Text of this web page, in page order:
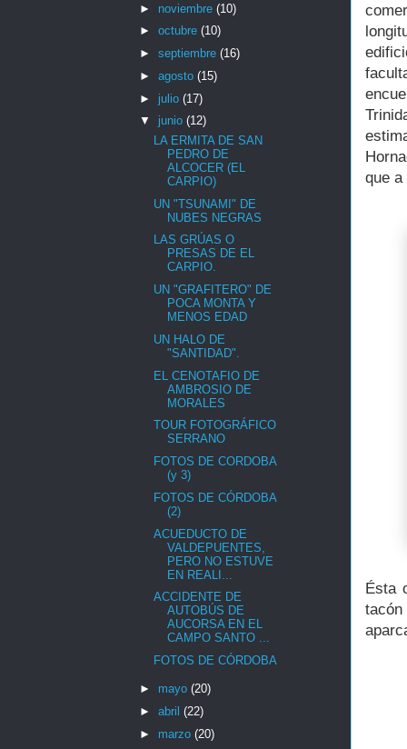
que
Ésta
► noviembre (10)
► octubre (10)
► septiembre (16)
► agosto (15)
► julio (17)
▼ junio (12)
LA ERMITA DE SAN
PEDRO DE
ALCOCER (EL
CARPIO)
UN "TSUNAMI" DE
NUBES NEGRAS
LAS GRÚAS O
PRESAS DE EL
CARPIO.
UN "GRAFITERO" DE
POCA MONTA Y
MENOS EDAD
UN HALO DE
"SANTIDAD".
EL CENOTAFIO DE
AMBROSIO DE
MORALES
TOUR FOTOGRÁFICO
SERRANO
FOTOS DE CORDOBA
(y 3)
FOTOS DE CÓRDOBA
(2)
ACUEDUCTO DE
VALDEPUENTES,
PERO NO ESTUVE
EN REALI...
ACCIDENTE DE
AUTOBÚS DE
AUCORSA EN EL
CAMPO SANTO ...
FOTOS DE CÓRDOBA
► mayo (20)
► abril (22)
► marzo (20)